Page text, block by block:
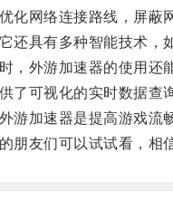
网络连接路线，屏蔽网
具有多种智能技术，如
外游加速器的使用还能
可视化的实时数据查询
加速器是提高游戏流畅
友们可以试试看，相信